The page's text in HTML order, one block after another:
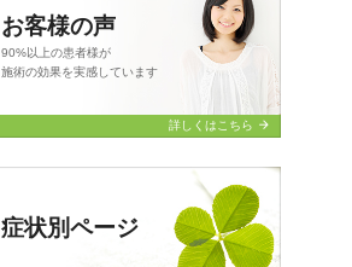
お客様の声
90%以上の患者様が
施術の効果を実感しています
詳しくはこちら arrow_forward
症状別ページ